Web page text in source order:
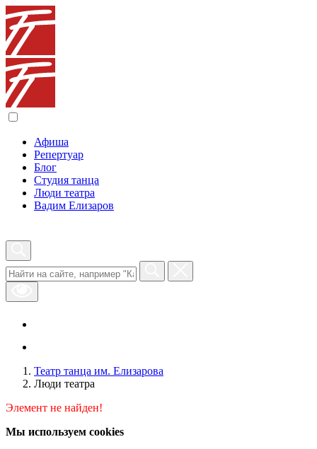
Афиша
Репертуар
Блог
Студия танца
Люди театра
Вадим Елизаров
Театр танца им. Елизарова
Люди театра
Элемент не найден!
Мы используем cookies